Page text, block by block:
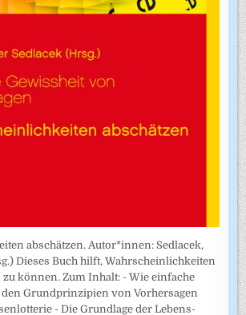
abschätzen. Autor*innen: Sedlacek,
Dieses Buch hilft, Wahrscheinlichkeiten
können. Zum Inhalt: - Wie einfache
den Grundprinzipien von Vorhersagen
- Die Grundlage der Lebens­